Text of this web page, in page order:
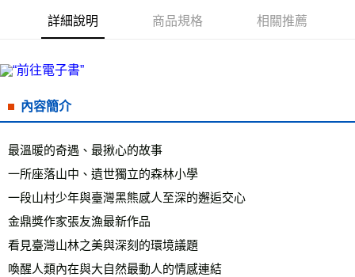
每筆NT$50，滿NT$499(含以上)免運費
每筆NT$60，滿NT$799(含以上)免運費
付款後7-11取貨
每筆NT$60，滿NT$799(含以上)免運費
宅配
每筆NT$70，滿NT$799(含以上)免運費
離島宅配
每筆NT$200，滿NT$99,999(含以上)免運費
海外叢書運費
詳細說明 商品規格 相關推薦
內容簡介
最溫暖的奇遇、最揪心的故事
一所座落山中、遺世獨立的森林小學
一段山村少年與臺灣黑熊感人至深的邂逅交心
金鼎獎作家張友漁最新作品
看見臺灣山林之美與深刻的環境議題
喚醒人類內在與大自然最動人的情感連結